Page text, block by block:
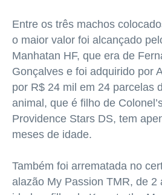
Entre os três machos
o maior valor foi alcançado
Manhatan HF, que era de
Gonçalves e foi adquirido por
por R$ 24 mil em 24 parcelas
animal, que é filho de
Providence Stars DS, tem
meses de idade.
Também foi arrematada no
alazão My Passion TMR, de 2